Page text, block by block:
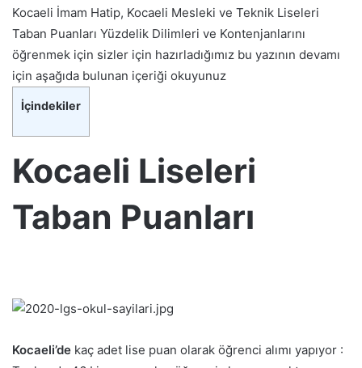
Kocaeli İmam Hatip, Kocaeli Mesleki ve Teknik Liseleri
Taban Puanları Yüzdelik Dilimleri ve Kontenjanlarını
öğrenmek için sizler için hazırladığımız bu yazının devamı
için aşağıda bulunan içeriği okuyunuz
İçindekiler
Kocaeli Liseleri
Taban Puanları
Kocaeli’de kaç adet lise puan olarak öğrenci alımı yapıyor :